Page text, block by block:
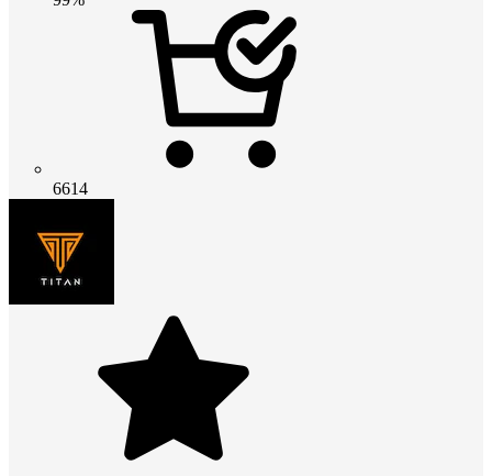
6614